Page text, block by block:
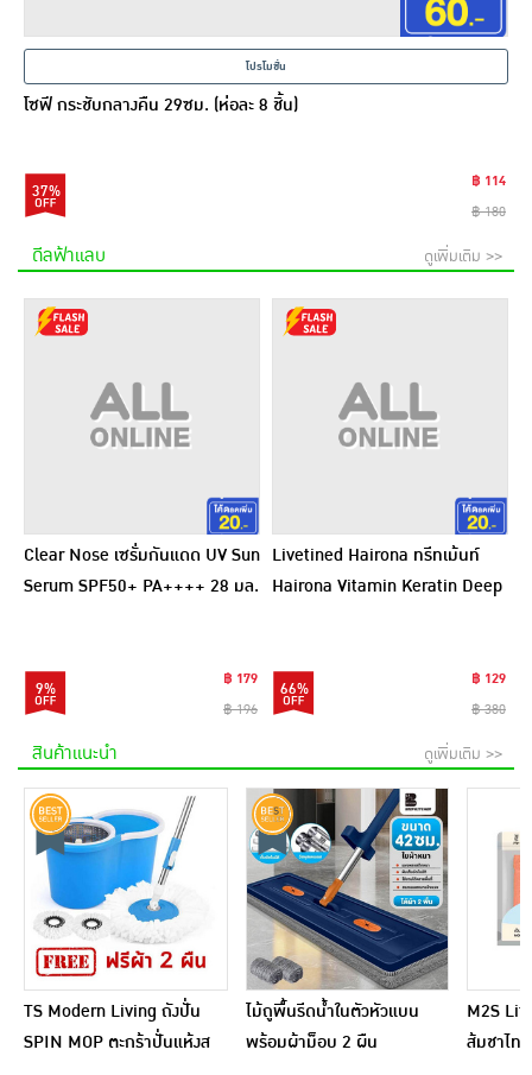
โปรโมชั่น
โซฟี กระชับกลางคืน 29ซม. (ห่อละ 8 ชิ้น)
37%
฿ 114
฿ 180
ดีลฟ้าแลบ ดูเพิ่มเติม >>
Clear Nose เซรั่มกันแดด UV Sun
Serum SPF50+ PA++++ 28 มล.
9%
฿ 179
฿ 196
Livetined Hairona ทรีทเม้นท์
Hairona Vitamin Keratin Deep
66%
฿ 129
฿ 380
สินค้าแนะนำ ดูเพิ่มเติม >>
TS Modern Living ถังปั่น
SPIN MOP ตะกร้าปั่นแห้งส
ไม้ถูพื้นรีดน้ำในตัวหัวแบน
พร้อมผ้าม็อบ 2 ผืน
M2S
ส้มชาไท